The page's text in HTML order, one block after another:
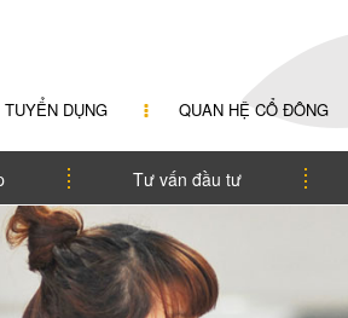
TUYỂN DỤNG QUAN HỆ CỔ ĐÔNG
Tư vấn đầu tư